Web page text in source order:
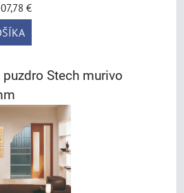
€
Stech murivo